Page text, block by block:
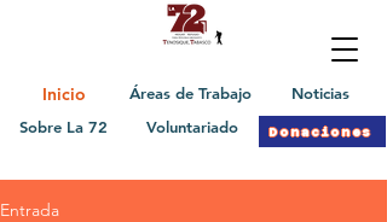
Inicio
Áreas de Trabajo
Sobre La 72
Voluntariado
Noticias
Donaciones
Entrada